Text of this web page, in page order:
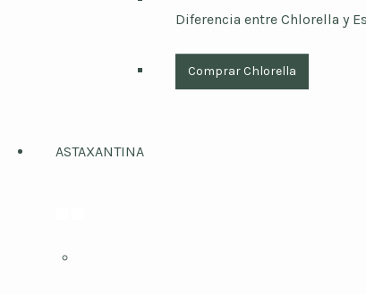
Diferencia entre Chlorella y
Comprar Chlorella
ASTAXANTINA